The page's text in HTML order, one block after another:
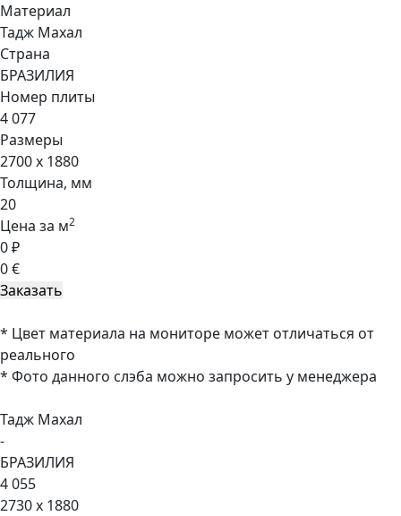
Материал
Тадж Махал
Страна
БРАЗИЛИЯ
Номер плиты
4 077
Размеры
2700 x 1880
Толщина, мм
20
Цена за м2
0 ₽
0 €
* Цвет материала на мониторе может отличаться от
реального
* Фото данного слэба можно запросить у менеджера
Тадж Махал
-
БРАЗИЛИЯ
4 055
2730 x 1880